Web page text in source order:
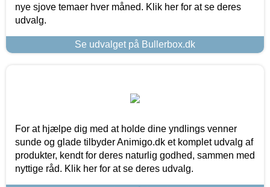
nye sjove temaer hver måned. Klik her for at se deres
udvalg.
Se udvalget på Bullerbox.dk
For at hjælpe dig med at holde dine yndlings venner
sunde og glade tilbyder Animigo.dk et komplet udvalg af
produkter, kendt for deres naturlig godhed, sammen med
nyttige råd. Klik her for at se deres udvalg.